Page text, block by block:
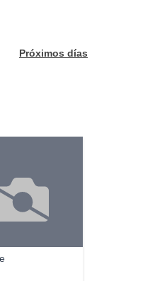
Próximos días